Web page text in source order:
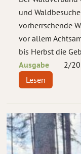
und
vorherrschende
vor allem
bis Herbst die
Ausgabe
2/
Lesen